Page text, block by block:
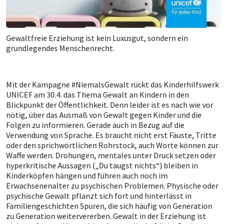
Gewaltfreie Erziehung ist kein Luxusgut, sondern ein
grundlegendes Menschenrecht.
Mit der Kampagne #NiemalsGewalt rückt das Kinderhilfswerk
UNICEF am 30.4. das Thema Gewalt an Kindern in den
Blickpunkt der Öffentlichkeit. Denn leider ist es nach wie vor
nötig, über das Ausmaß von Gewalt gegen Kinder und die
Folgen zu informieren. Gerade auch in Bezug auf die
Verwendung von Sprache. Es braucht nicht erst Fäuste, Tritte
oder den sprichwörtlichen Rohrstock, auch Worte können zur
Waffe werden. Drohungen, mentales unter Druck setzen oder
hyperkritische Aussagen („Du taugst nichts“) bleiben in
Kinderköpfen hängen und führen auch noch im
Erwachsenenalter zu psychischen Problemen. Physische oder
psychische Gewalt pflanzt sich fort und hinterlässt in
Familiengeschichten Spuren, die sich häufig von Generation
zu Generation weitervererben. Gewalt in der Erziehung ist